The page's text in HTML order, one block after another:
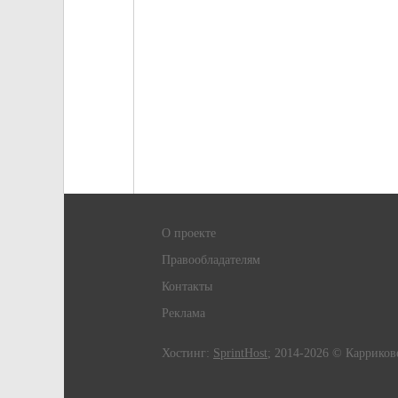
О проекте
Правообладателям
Контакты
Реклама
Хостинг: SprintHost; 2014-2026 ©